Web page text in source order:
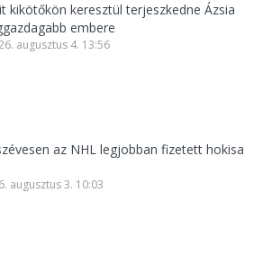
kikötőkön keresztül terjeszkedne Ázsia
embere
augusztus 4. 13:56
az NHL legjobban fizetett hokisa
augusztus 3. 10:03